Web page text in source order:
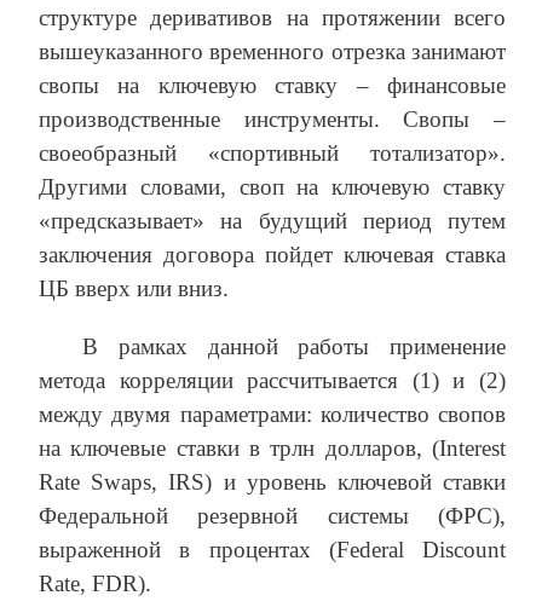
структуре деривативов на протяжении всего
вышеуказанного временного отрезка занимают
свопы на ключевую ставку – финансовые
производственные инструменты. Свопы –
своеобразный «спортивный тотализатор».
Другими словами, своп на ключевую ставку
«предсказывает» на будущий период путем
заключения договора пойдет ключевая ставка
ЦБ вверх или вниз.
В рамках данной работы применение
метода корреляции рассчитывается (1) и (2)
между двумя параметрами: количество свопов
на ключевые ставки в трлн долларов, (Interest
Rate Swaps, IRS) и уровень ключевой ставки
Федеральной резервной системы (ФРС),
выраженной в процентах (Federal Discount
Rate, FDR).